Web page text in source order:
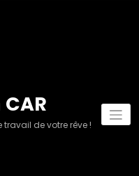
de votre rêve !